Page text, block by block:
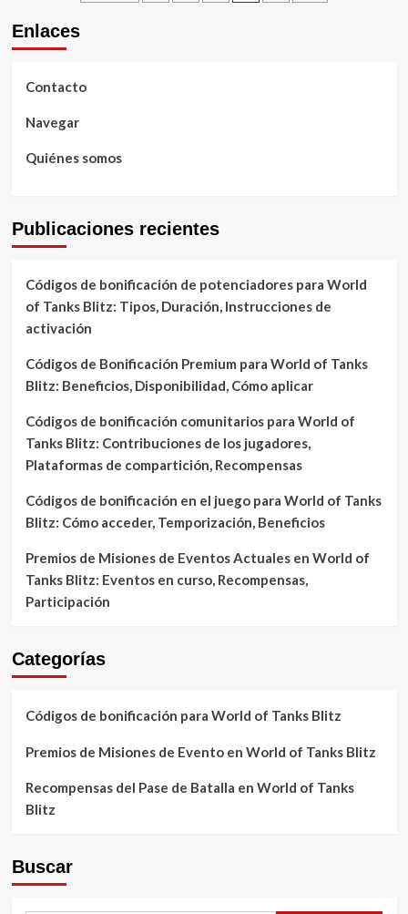
misión
evento
of
de
Recompensas
Enlaces
Contacto
Navegar
Quiénes somos
Publicaciones recientes
Códigos de bonificación de potenciadores para World
of Tanks Blitz: Tipos, Duración, Instrucciones de
activación
Códigos de Bonificación Premium para World of Tanks
Blitz: Beneficios, Disponibilidad, Cómo aplicar
Códigos de bonificación comunitarios para World of
Tanks Blitz: Contribuciones de los jugadores,
Plataformas de compartición, Recompensas
Códigos de bonificación en el juego para World of Tanks
Blitz: Cómo acceder, Temporización, Beneficios
Premios de Misiones de Eventos Actuales en World of
Tanks Blitz: Eventos en curso, Recompensas,
Participación
Categorías
Códigos de bonificación para World of Tanks Blitz
Premios de Misiones de Evento en World of Tanks Blitz
Recompensas del Pase de Batalla en World of Tanks
Blitz
Buscar